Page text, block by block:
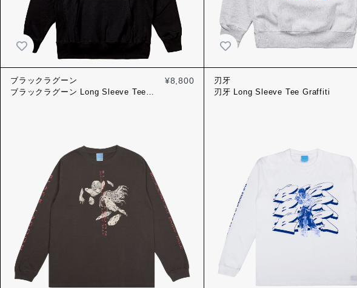
ブラックラグーン
ブラックラグーン Long Sleeve Tee
¥8,800
刃牙
刃牙 Long Sleeve Tee Graffiti